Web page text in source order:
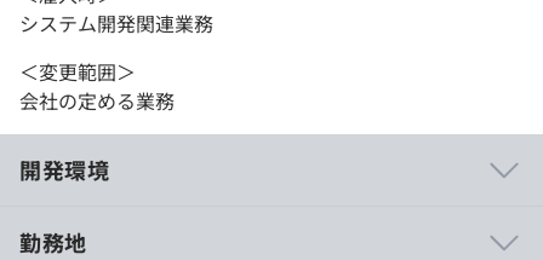
システム開発関連業務
＜変更範囲＞
会社の定める業務
開発環境
勤務地